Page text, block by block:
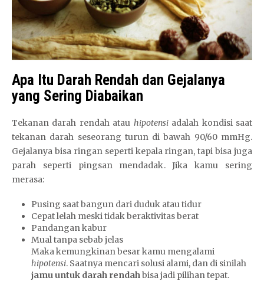
Apa Itu Darah Rendah dan Gejalanya
yang Sering Diabaikan
Tekanan darah rendah atau hipotensiadalah kondisi saat
tekanan darah seseorang turun di bawah 90/60 mmHg.
Gejalanya bisa ringan seperti kepala ringan, tapi bisa juga
parah seperti pingsan mendadak. Jika kamu sering
merasa:
Pusing saat bangun dari duduk atau tidur
Cepat lelah meski tidak beraktivitas berat
Pandangan kabur
Mual tanpa sebab jelas
Maka kemungkinan besar kamu mengalami
hipotensi. Saatnya mencari solusi alami, dan di sinilah
jamu untuk darah rendah bisa jadi pilihan tepat.